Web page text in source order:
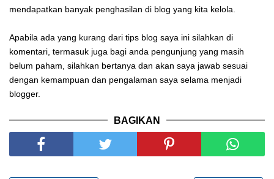
mendapatkan banyak penghasilan di blog yang kita kelola.
Apabila ada yang kurang dari tips blog saya ini silahkan di
komentari, termasuk juga bagi anda pengunjung yang masih
belum paham, silahkan bertanya dan akan saya jawab sesuai
dengan kemampuan dan pengalaman saya selama menjadi
blogger.
BAGIKAN